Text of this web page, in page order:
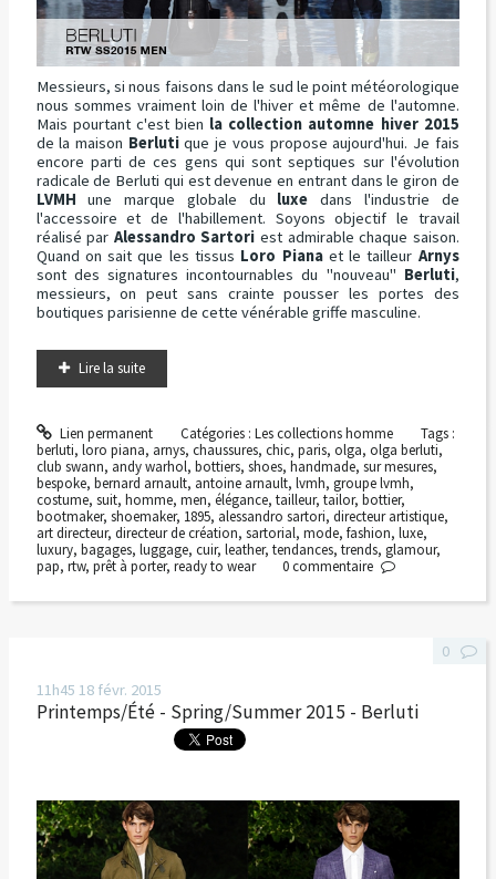
Messieurs, si nous faisons dans le sud le point météorologique
nous sommes vraiment loin de l'hiver et même de l'automne.
Mais pourtant c'est bien la collection automne hiver 2015
de la maison Berlutique je vous propose aujourd'hui. Je fais
encore parti de ces gens qui sont septiques sur l'évolution
radicale de Berluti qui est devenue en entrant dans le giron de
LVMH une marque globale du luxe dans l'industrie de
l'accessoire et de l'habillement. Soyons objectif le travail
réalisé par Alessandro Sartori est admirable chaque saison.
Quand on sait que les tissus Loro Pianaet le tailleur Arnys
sont des signatures incontournables du "nouveau" Berluti,
messieurs, on peut sans crainte pousser les portes des
boutiques parisienne de cette vénérable griffe masculine.
Lire la suite
Lien permanent Catégories : Les collections homme
Tags :
berluti, loro piana, arnys, chaussures, chic, paris, olga, olga berluti,
club swann, andy warhol, bottiers, shoes, handmade, sur mesures,
bespoke, bernard arnault, antoine arnault, lvmh, groupe lvmh,
costume, suit, homme, men, élégance, tailleur, tailor, bottier,
bootmaker, shoemaker, 1895, alessandro sartori, directeur artistique,
art directeur, directeur de création, sartorial, mode, fashion, luxe,
luxury, bagages, luggage, cuir, leather, tendances, trends, glamour,
pap, rtw, prêt à porter, ready to wear 0commentaire
11h45 18 févr. 2015
Printemps/Été - Spring/Summer 2015 - Berluti
0